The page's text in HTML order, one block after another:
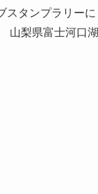
スタンプラリーに
山梨県富士河口湖